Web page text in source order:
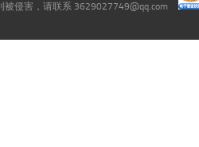
侵害，请联系 3629027749@qq.com